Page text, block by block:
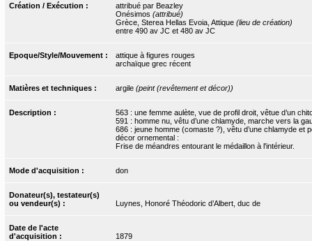
Création / Exécution :
attribué par Beazley
Onésimos (attribué)
Grèce, Sterea Hellas Evoia, Attique (lieu de création)
entre 490 av JC et 480 av JC
Epoque/Style/Mouvement :
attique à figures rouges
archaïque grec récent
Matières et techniques : argile (peint (revêtement et décor))
Description :
563 : une femme aulète, vue de profil droit, vêtue d’un
591 : homme nu, vêtu d’une chlamyde, marche vers la
686 : jeune homme (comaste ?), vêtu d’une chlamyde et
décor ornemental :
Frise de méandres entourant le médaillon à l'intérieur.
Mode d'acquisition : don
Donateur(s), testateur(s)
ou vendeur(s) :
Luynes, Honoré Théodoric d’Albert, duc de
Date de l'acte
d'acquisition :
1879